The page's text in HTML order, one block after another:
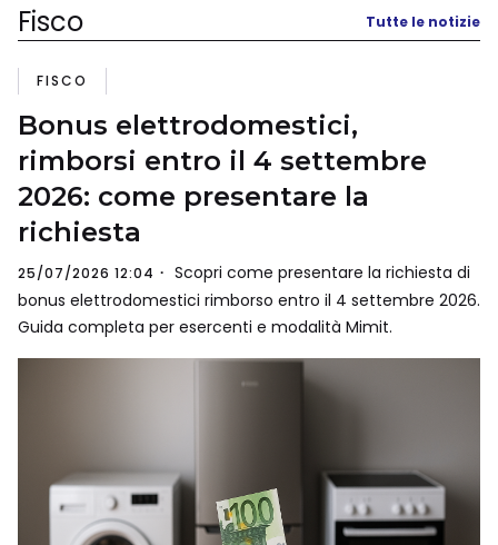
Fisco Tutte le notizie
FISCO
Bonus elettrodomestici,
rimborsi entro il 4 settembre
2026: come presentare la
richiesta
25/07/2026 12:04
Scopri come presentare la richiesta di
bonus elettrodomestici rimborso entro il 4 settembre 2026.
Guida completa per esercenti e modalità Mimit.